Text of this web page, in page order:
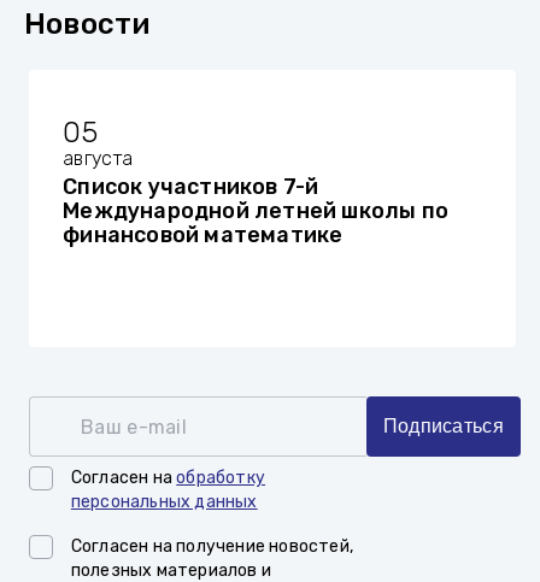
Новости
05
августа
Список участников 7-й
Международной летней школы по
финансовой математике
Ваш e-mail
Согласен наобработку
персональных данных
Согласен на получение новостей,
полезных материалов и
Подписаться